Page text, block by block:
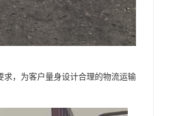
，为客户量身设计合理的物流运输